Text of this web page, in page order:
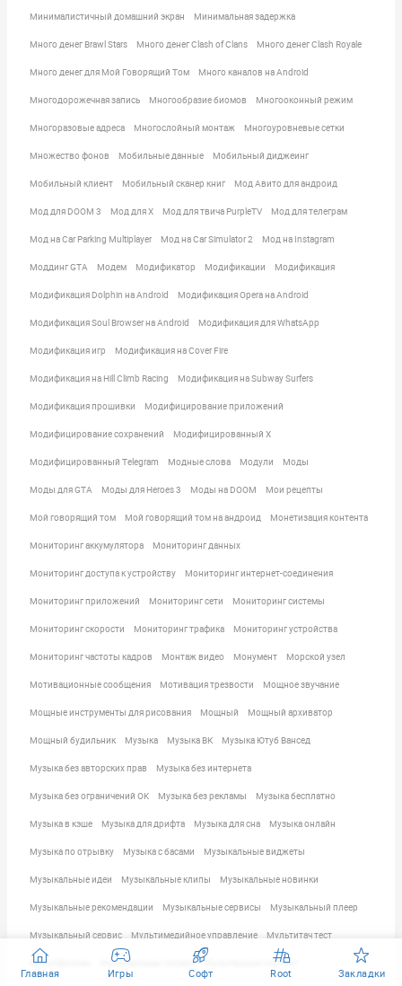
Минималистичный домашний экран Минимальная задержка
Много денег Brawl Stars Много денег Clash of Clans Много денег Clash Royale
Много денег для Мой Говорящий Том Много каналов на Android
Многодорожечная запись Многообразие биомов Многооконный режим
Многоразовые адреса Многослойный монтаж Многоуровневые сетки
Множество фонов Мобильные данные Мобильный диджеинг
Мобильный клиент Мобильный сканер книг Мод Авито для андроид
Мод для DOOM 3 Мод для X Мод для твича PurpleTV Мод для телеграм
Мод на Car Parking Multiplayer Мод на Car Simulator 2 Мод на Instagram
Моддинг GTA Модем Модификатор Модификации Модификация
Модификация Dolphin на Android Модификация Opera на Android
Модификация Soul Browser на Android Модификация для WhatsApp
Модификация игр Модификация на Cover Fire
Модификация на Hill Climb Racing Модификация на Subway Surfers
Модификация прошивки Модифицирование приложений
Модифицирование сохранений Модифицированный X
Модифицированный Telegram Модные слова Модули Моды
Моды для GTA Моды для Heroes 3 Моды на DOOM Мои рецепты
Мой говорящий том Мой говорящий том на андроид Монетизация контента
Мониторинг аккумулятора Мониторинг данных
Мониторинг доступа к устройству Мониторинг интернет-соединения
Мониторинг приложений Мониторинг сети Мониторинг системы
Мониторинг скорости Мониторинг трафика Мониторинг устройства
Мониторинг частоты кадров Монтаж видео Монумент Морской узел
Мотивационные сообщения Мотивация трезвости Мощное звучание
Мощные инструменты для рисования Мощный Мощный архиватор
Мощный будильник Музыка Музыка ВК Музыка Ютуб Вансед
Музыка без авторских прав Музыка без интернета
Музыка без ограничений OK Музыка без рекламы Музыка бесплатно
Музыка в кэше Музыка для дрифта Музыка для сна Музыка онлайн
Музыка по отрывку Музыка с басами Музыкальные виджеты
Музыкальные идеи Музыкальные клипы Музыкальные новинки
Музыкальные рекомендации Музыкальные сервисы Музыкальный плеер
Музыкальный сервис Мультимедийное управление Мультитач тест
Мультфильмы Мультфильмы онлайн Мультяшный портрет
Главная Игры Софт Root Закладки